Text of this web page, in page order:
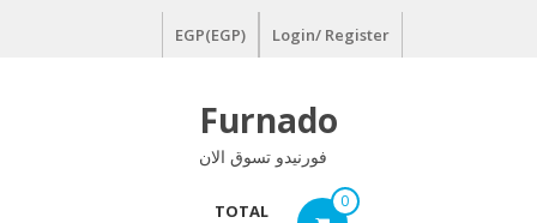
Login/ Register
EGP(EGP)
Furnado
فورنيدو تسوق الان
0
TOTAL